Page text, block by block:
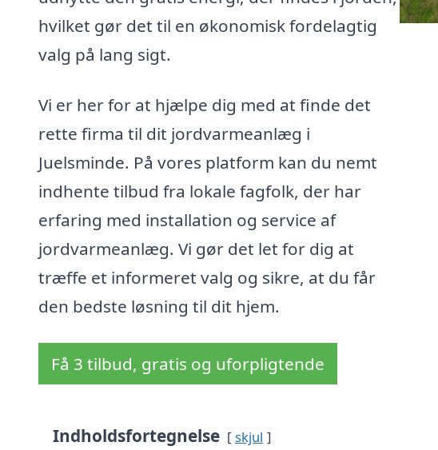
hvilket gør det til en økonomisk fordelagtig
valg på lang sigt.
Vi er her for at hjælpe dig med at finde det
rette firma til dit jordvarmeanlæg i
Juelsminde. På vores platform kan du nemt
indhente tilbud fra lokale fagfolk, der har
erfaring med installation og service af
jordvarmeanlæg. Vi gør det let for dig at
træffe et informeret valg og sikre, at du får
den bedste løsning til dit hjem.
Få 3 tilbud, gratis og uforpligtende
Indholdsfortegnelse skjul